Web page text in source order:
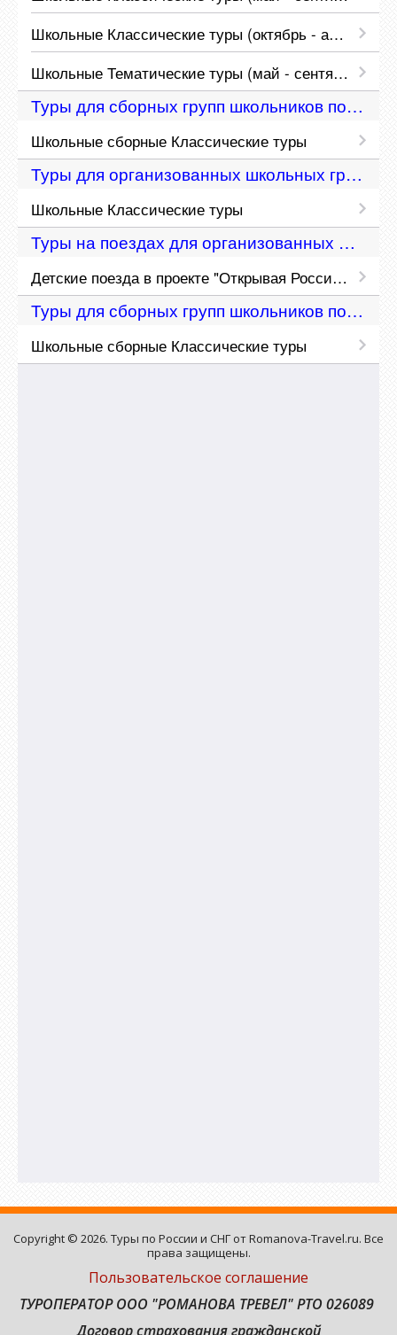
Copyright © 2026. Туры по России и СНГ от Romanova-Travel.ru. Все
права защищены.
Пользовательское соглашение
ТУРОПЕРАТОР ООО "РОМАНОВА ТРЕВЕЛ" РТО 026089
Договор страхования гражданской